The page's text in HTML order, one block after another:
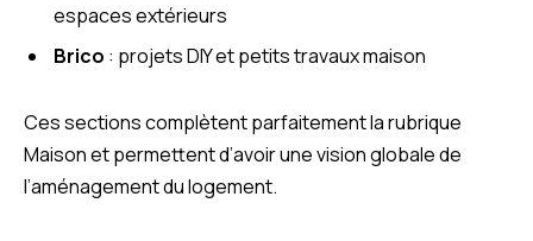
espaces extérieurs
Brico : projets DIY et petits travaux maison
Ces sections complètent parfaitement la rubrique
Maison et permettent d’avoir une vision globale de
l’aménagement du logement.